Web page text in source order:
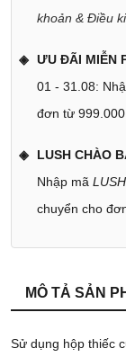
khoản & Điều
ƯU ĐÃI MIỄN
01 - 31.08:
đơn từ
LUSH CHÀO
Nhập mã
chuyển cho
MÔ TẢ SẢN
Sử dụng hộp thiếc